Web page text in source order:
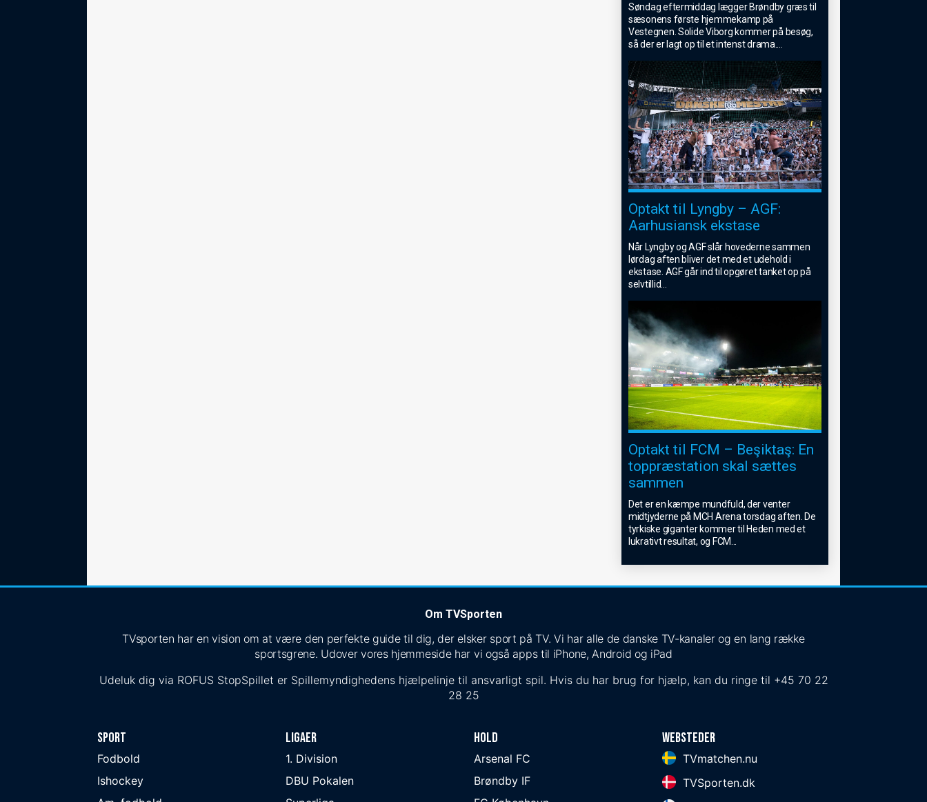
Søndag eftermiddag lægger Brøndby græs til
sæsonens første hjemmekamp på
Vestegnen. Solide Viborg kommer på besøg,
så der er lagt op til et intenst drama.
Optakt til Lyngby – AGF:
Aarhusiansk ekstase
Når Lyngby og AGF slår hovederne sammen
lørdag aften bliver det med et udehold i
ekstase. AGF går ind til opgøret tanket op på
selvtillid...
Optakt til FCM – Beşiktaş: En
toppræstation skal sættes
sammen
Det er en kæmpe mundfuld, der venter
midtjyderne på MCH Arena torsdag aften. De
tyrkiske giganter kommer til Heden med et
lukrativt resultat, og FCM
Om TVSporten
TVsporten har en vision om at være den perfekte guide til dig, der elsker sport på TV. Vi har alle de danske TV-kanaler og en lang række
sportsgrene. Udover vores hjemmeside har vi også apps til iPhone, Android og iPad
Udeluk dig via ROFUS StopSpillet er Spillemyndighedens hjælpelinje til ansvarligt spil. Hvis du har brug for hjælp, kan du ringe til +45 70 22
28 25
Sport
Fodbold
Ishockey
Ligaer
1. Division
DBU Pokalen
Hold
Arsenal FC
Brøndby IF
Websteder
TVmatchen.nu
TVSporten.dk